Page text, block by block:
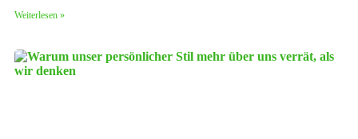
Weiterlesen »